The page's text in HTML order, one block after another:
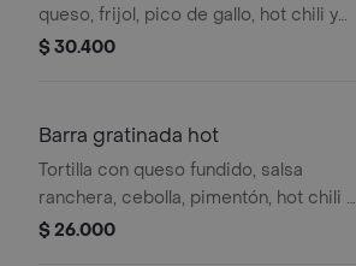
queso, frijol, pico de gallo, hot chili y
proteína de tu elección
$ 30.400
Barra gratinada hot
Tortilla con queso fundido, salsa
ranchera, cebolla, pimentón, hot chili y
proteína a elección.
$ 26.000